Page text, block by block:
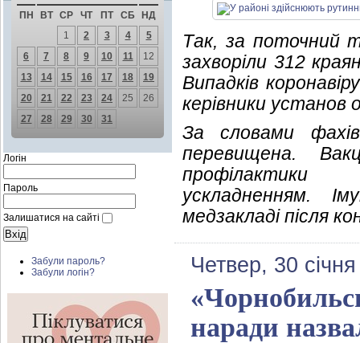
ПН ВТ СР ЧТ ПТ СБ
НД
1
2 3 4
5
6
7 8 9 10 11
12
13
14 15 16 17 18
19
20
21 22 23 24 25
26
27
28 29 30 31
Логін
Пароль
Залишатися на сайті
Забули пароль?
Забули логін?
Так, за поточний
захворіли 312
Випадків
керівники установ
За словами
перевищена.
ускладненням.
медзакладі після
Четвер, 30
наради